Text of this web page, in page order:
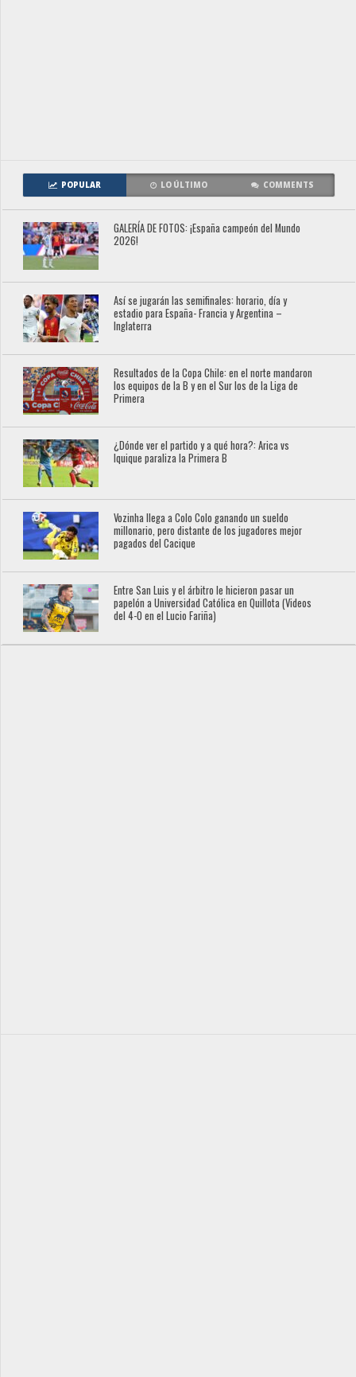
POPULAR LO ÚLTIMO COMMENTS
GALERÍA DE FOTOS: ¡España campeón del Mundo
2026!
Así se jugarán las semifinales: horario, día y
estadio para España- Francia y Argentina –
Inglaterra
Resultados de la Copa Chile: en el norte mandaron
los equipos de la B y en el Sur los de la Liga de
Primera
¿Dónde ver el partido y a qué hora?: Arica vs
Iquique paraliza la Primera B
Vozinha llega a Colo Colo ganando un sueldo
millonario, pero distante de los jugadores mejor
pagados del Cacique
Entre San Luis y el árbitro le hicieron pasar un
papelón a Universidad Católica en Quillota (Videos
del 4-0 en el Lucio Fariña)